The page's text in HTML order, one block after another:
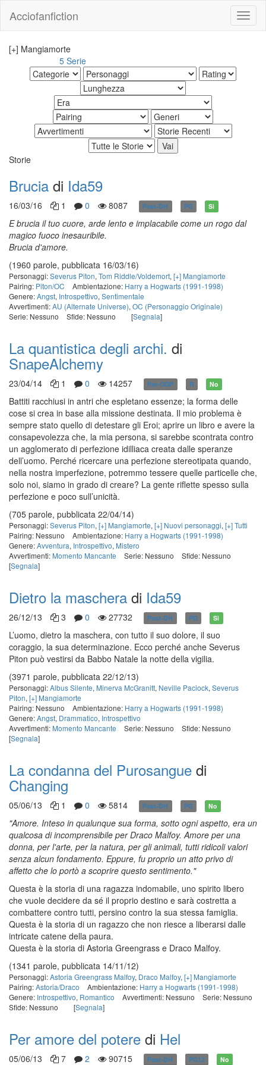
Acciofanfiction
[+] Mangiamorte
5 Serie
Storie
Brucia di Ida59
16/03/16 1 0 8087 Post-DH PG Sì
E brucia il tuo cuore, arde lento e implacabile come un rogo dal
magico fuoco inesauribile.
Brucia d'amore.
(1960 parole, pubblicata 16/03/16)
Personaggi:Severus Piton, Tom Riddle/Voldemort, [+] Mangiamorte
Pairing: Piton/OC Ambientazione: Harry a Hogwarts (1991-1998)
Genere:Angst, Introspettivo, Sentimentale
Avvertimenti:AU (Alternate Universe), OC (Personaggio Originale)
Serie: Nessuno
Sfide: Nessuno [Segnala]
La quantistica degli archi. di
SnapeAlchemy
23/04/14 1 0 14257 Pre-OOP R No
Battiti racchiusi in antri che espletano essenze; la forma delle
cose si crea in base alla missione destinata. Il mio problema è
sempre stato quello di detestare gli Eroi; aprire un libro e avere la
consapevolezza che, la mia persona, si sarebbe scontrata contro
un agglomerato di perfezione idilliaca creata dalle speranze
dell’uomo. Perché ricercare una perfezione stereotipata quando,
nella nostra imperfezione, potremmo tessere quelle particelle che,
solo noi, siamo in grado di creare? La gente riflette spesso sulla
perfezione e poco sull’unicità.
(705 parole, pubblicata 22/04/14)
Personaggi:Severus Piton, [+] Mangiamorte, [+] Nuovi personaggi, [+] Tutti
Pairing: Nessuno
Ambientazione: Harry a Hogwarts (1991-1998)
Genere:Avventura, Introspettivo, Mistero
Avvertimenti: Momento Mancante Serie: Nessuno
Sfide: Nessuno
[Segnala]
Dietro la maschera di Ida59
26/12/13 3 0 27732 Post-DH PG Sì
L’uomo, dietro la maschera, con tutto il suo dolore, il suo
coraggio, la sua determinazione. Ecco perché anche Severus
Piton può vestirsi da Babbo Natale la notte della vigilia.
(3971 parole, pubblicata 22/12/13)
Personaggi:Albus Silente, Minerva McGranitt, Neville Paciock, Severus
Piton, [+] Mangiamorte
Pairing: Nessuno
Ambientazione: Harry a Hogwarts (1991-1998)
Genere:Angst, Drammatico, Introspettivo
Avvertimenti: Momento Mancante Serie: Nessuno
Sfide: Nessuno
[Segnala]
La condanna del Purosangue di
Changing
05/06/13 1 0 5814 Post-DH PG No
"Amore. Inteso in qualunque sua forma, sotto ogni aspetto, era un
qualcosa di incomprensibile per Draco Malfoy. Amore per una
donna, per l'arte, per la natura, per gli animali, tutti ridicoli valori
senza alcun fondamento. Eppure, fu proprio un atto privo di
affetto che lo portò a scoprire questo sentimento."
Questa è la storia di una ragazza indomabile, uno spirito libero
che vuole decidere da sé il proprio destino e sarà costretta a
combattere contro tutti, persino contro la sua stessa famiglia.
Questa è la storia di un ragazzo che non riesce a liberarsi dalle
intricate catene della paura.
Questa è la storia di Astoria Greengrass e Draco Malfoy.
(1341 parole, pubblicata 14/11/12)
Personaggi:Astoria Greengrass Malfoy, Draco Malfoy, [+] Mangiamorte
Pairing:Astoria/Draco Ambientazione: Harry a Hogwarts (1991-1998)
Genere: Introspettivo, Romantico Avvertimenti: Nessuno
Serie: Nessuno
Sfide: Nessuno
[Segnala]
Per amore del potere di Hel
05/06/13 7 2 90715 Post-DH PG13 No